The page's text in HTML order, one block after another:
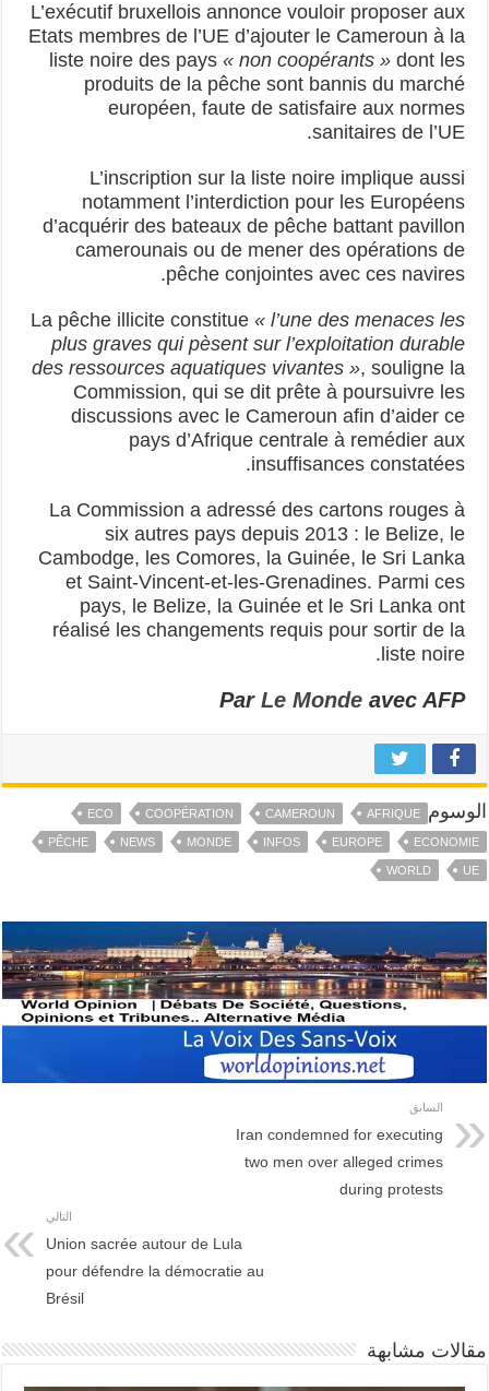
L’exécutif bruxellois annonce vouloir proposer aux
Etats membres de l’UE d’ajouter le Cameroun à la
liste noire des pays« non coopérants » dont les
produits de la pêche sont bannis du marché
européen, faute de satisfaire aux normes
sanitaires de l’UE.
L’inscription sur la liste noire implique aussi
notamment l’interdiction pour les Européens
d’acquérir des bateaux de pêche battant pavillon
camerounais ou de mener des opérations de
pêche conjointes avec ces navires.
La pêche illicite constitue« l’une des menaces les
plus graves qui pèsent sur l’exploitation durable
des ressources aquatiques vivantes », souligne la
Commission, qui se dit prête à poursuivre les
discussions avec le Cameroun afin d’aider ce
pays d’Afrique centrale à remédier aux
insuffisances constatées.
La Commission a adressé des cartons rouges à
six autres pays depuis 2013 : le Belize, le
Cambodge, les Comores, la Guinée, le Sri Lanka
et Saint-Vincent-et-les-Grenadines. Parmi ces
pays, le Belize, la Guinée et le Sri Lanka ont
réalisé les changements requis pour sortir de la
liste noire.
ParLe Monde avec AFP
الوسوم AFRIQUE
CAMEROUN
COOPÉRATION
ECO
ECONOMIE
EUROPE
INFOS
MONDE
NEWS
PÊCHE
UE
WORLD
السابق
Iran condemned for executing
two men over alleged crimes
during protests
التالي
Union sacrée autour de Lula
pour défendre la démocratie au
Brésil
مقالات مشابهة